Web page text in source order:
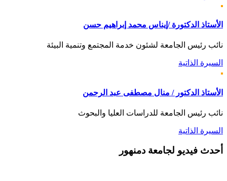
الأستاذ الدكتورة /إيناس محمد إبراهيم حسن
نائب رئيس الجامعة لشئون خدمة المجتمع وتنمية البيئة
السيرة الذاتية
الأستاذ الدكتور / منال مصطفى عبد الرحمن
نائب رئيس الجامعة للدراسات العليا والبحوث
السيرة الذاتية
أحدث فيديو لجامعة دمنهور